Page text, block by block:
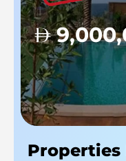
Properties